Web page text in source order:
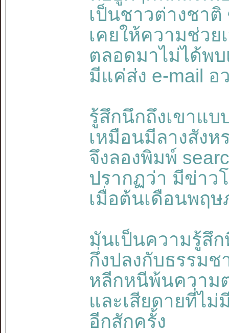
เป็นชาวต่างชา
เคยให้ความช่ว
ตลอดมาไม่ได้พ
มีแค่ส่ง e-mail อ
รู้สึกนึกถึงเขาแบ
เหมือนมีลางสังห
จึงลองพิมพ์
ปรากฏว่า มีข่าว
เมื่อต้นเดือนพฤ
มันเป็นความรู้สึ
กึ่งปลงกับธรรม
หลีกหนีพ้นความ
และเสียดายที่ไ
อีกสักครั้ง